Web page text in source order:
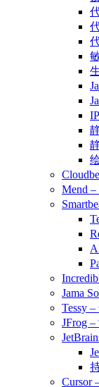
Mend
Jama
Tessy
JFrog
Cursor